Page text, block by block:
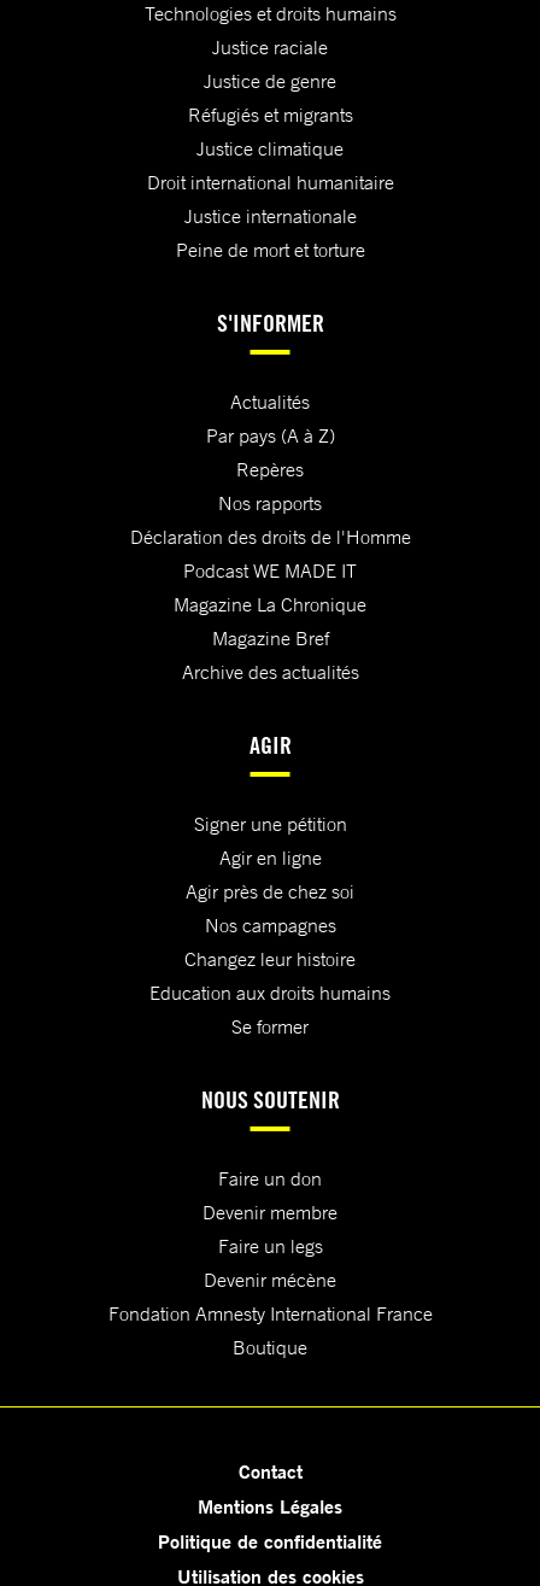
Technologies et droits humains
Justice raciale
Justice de genre
Réfugiés et migrants
Justice climatique
Droit international humanitaire
Justice internationale
Peine de mort et torture
S'INFORMER
Actualités
Par pays (A à Z)
Repères
Nos rapports
Déclaration des droits de l'Homme
Podcast WE MADE IT
Magazine La Chronique
Magazine Bref
Archive des actualités
AGIR
Signer une pétition
Agir en ligne
Agir près de chez soi
Nos campagnes
Changez leur histoire
Education aux droits humains
Se former
NOUS SOUTENIR
Faire un don
Devenir membre
Faire un legs
Devenir mécène
Fondation Amnesty International France
Boutique
Contact
Mentions Légales
Politique de confidentialité
Utilisation des cookies